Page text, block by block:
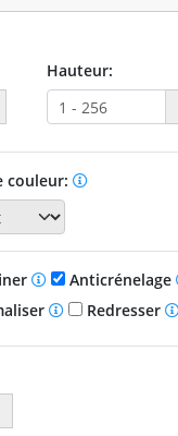
Hauteur:
couleur:
Anticrénelage
Redresser